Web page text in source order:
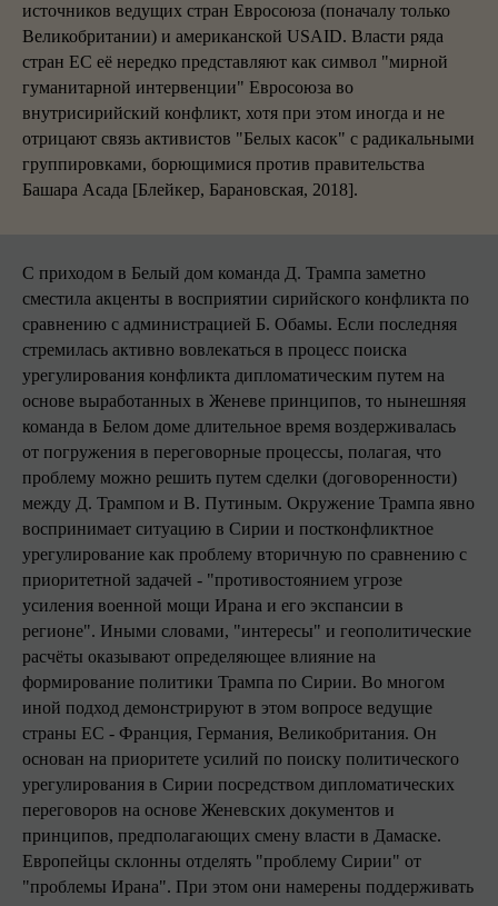
источников ведущих стран Евросоюза (поначалу только
Великобритании) и американской USAID. Власти ряда
стран ЕС её нередко представляют как символ "мирной
гуманитарной интервенции" Евросоюза во
внутрисирийский конфликт, хотя при этом иногда и не
отрицают связь активистов "Белых касок" с радикальными
группировками, борющимися против правительства
Башара Асада [Блейкер, Барановская, 2018].
С приходом в Белый дом команда Д. Трампа заметно
сместила акценты в восприятии сирийского конфликта по
сравнению с администрацией Б. Обамы. Если последняя
стремилась активно вовлекаться в процесс поиска
урегулирования конфликта дипломатическим путем на
основе выработанных в Женеве принципов, то нынешняя
команда в Белом доме длительное время воздерживалась
от погружения в переговорные процессы, полагая, что
проблему можно решить путем сделки (договоренности)
между Д. Трампом и В. Путиным. Окружение Трампа явно
воспринимает ситуацию в Сирии и постконфликтное
урегулирование как проблему вторичную по сравнению с
приоритетной задачей - "противостоянием угрозе
усиления военной мощи Ирана и его экспансии в
регионе". Иными словами, "интересы" и геополитические
расчёты оказывают определяющее влияние на
формирование политики Трампа по Сирии. Во многом
иной подход демонстрируют в этом вопросе ведущие
страны ЕС - Франция, Германия, Великобритания. Он
основан на приоритете усилий по поиску политического
урегулирования в Сирии посредством дипломатических
переговоров на основе Женевских документов и
принципов, предполагающих смену власти в Дамаске.
Европейцы склонны отделять "проблему Сирии" от
"проблемы Ирана". При этом они намерены поддерживать